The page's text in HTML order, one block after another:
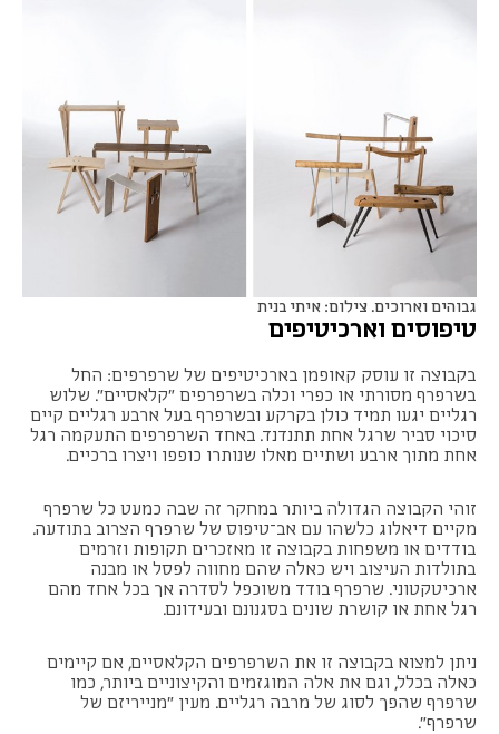
גבוהים וארוכים. צילום: איתי בנית
טיפוסים וארכיטיפים
בקבוצה זו עוסק קאופמן בארכיטיפים של שרפרפים: החל
בשרפרף מסורתי או כפרי וכלה בשרפרפים "קלאסיים". שלוש
רגליים יגעו תמיד כולן בקרקע ובשרפרף בעל ארבע רגליים קיים
סיכוי סביר שרגל אחת תתנדנד. באחד השרפרפים התעקמה רגל
אחת מתוך ארבע ושתיים מאלו שנותרו כופפו ויצרו ברכיים.
זוהי הקבוצה הגדולה ביותר במחקר זה שבה כמעט כל שרפרף
מקיים דיאלוג כלשהו עם אב־טיפוס של שרפרף הצרוב בתודעה.
בודדים או משפחות בקבוצה זו מאזכרים תקופות וזרמים
בתולדות העיצוב ויש כאלה שהם מחווה לפסל או מבנה
ארכיטקטוני. שרפרף בודד משוכפל לסדרה אך בכל אחד מהם
רגל אחת או קושרת שונים בסגנונם ובעידונם.
ניתן למצוא בקבוצה זו את השרפרפים הקלאסיים, אם קיימים
כאלה בכלל, וגם את אלה המוגזמים והקיצוניים ביותר, כמו
שרפרף שהפך לסוג של מרבה רגליים. מעין "מנייריזם של
שרפרף".